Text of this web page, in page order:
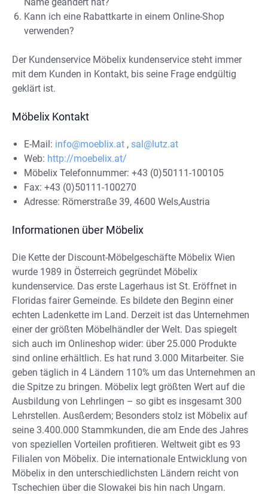
Kann ich eine Rabattkarte in einem Online-Shop
verwenden?
Der Kundenservice Möbelix kundenservice steht immer
mit dem Kunden in Kontakt, bis seine Frage endgültig
geklärt ist.
Möbelix Kontakt
E-Mail: info@moeblix.at , sal@lutz.at
Web: http://moebelix.at/
Möbelix Telefonnummer: +43 (0)50111-100105
Fax: +43 (0)50111-100270
Adresse: Römerstraße 39, 4600 Wels,Austria
Informationen über Möbelix
Die Kette der Discount-Möbelgeschäfte Möbelix Wien
wurde 1989 in Österreich gegründet Möbelix
kundenservice. Das erste Lagerhaus ist St. Eröffnet in
Floridas fairer Gemeinde. Es bildete den Beginn einer
echten Ladenkette im Land. Derzeit ist das Unternehmen
einer der größten Möbelhändler der Welt. Das spiegelt
sich auch im Onlineshop wider: über 25.000 Produkte
sind online erhältlich. Es hat rund 3.000 Mitarbeiter. Sie
geben täglich in 4 Ländern 110% um das Unternehmen an
die Spitze zu bringen. Möbelix legt größten Wert auf die
Ausbildung von Lehrlingen – so gibt es insgesamt 300
Lehrstellen. Ausßerdem; Besonders stolz ist Möbelix auf
seine 3.400.000 Stammkunden, die am Ende des Jahres
von speziellen Vorteilen profitieren. Weltweit gibt es 93
Filialen von Möbelix. Die internationale Entwicklung von
Möbelix in den unterschiedlichsten Ländern reicht von
Tschechien über die Slowakei bis hin nach Ungarn.